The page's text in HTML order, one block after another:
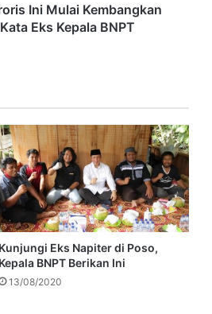
Ini Mulai Kembangkan
Eks Kepala BNPT
Kunjungi Eks Napiter di Poso,
Kepala BNPT Berikan Ini
13/08/2020